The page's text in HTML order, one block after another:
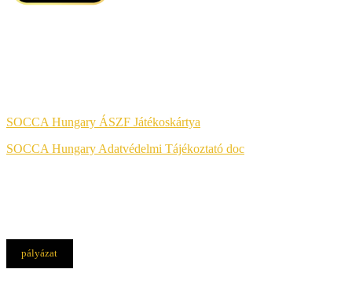
SOCCA Hungary ÁSZF Játékoskártya
SOCCA Hungary Adatvédelmi Tájékoztató doc
pályázat